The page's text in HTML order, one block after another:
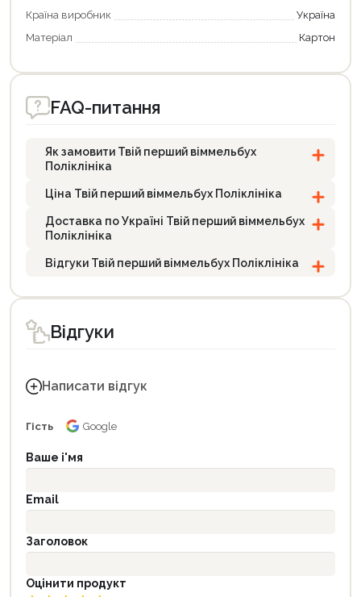
Країна виробник
Україна
Матеріал
Картон
FAQ-питання
Як замовити Твій перший віммельбух
Поліклініка
Ціна Твій перший віммельбух Поліклініка
Доставка по Україні Твій перший віммельбух
Поліклініка
Відгуки Твій перший віммельбух Поліклініка
Відгуки
Написати відгук
Гість Google
Ваше і'мя
Email
Заголовок
Оцінити продукт